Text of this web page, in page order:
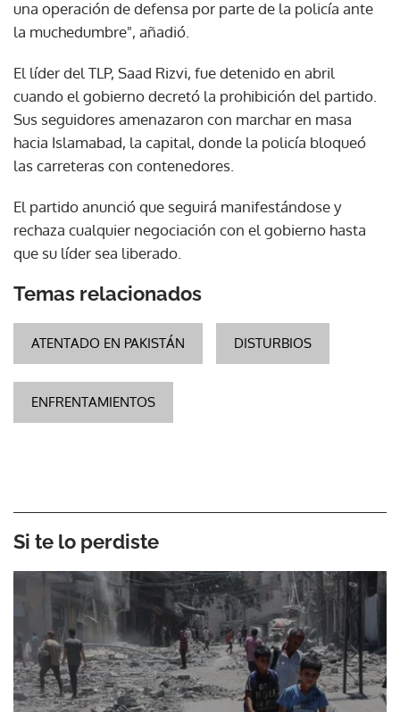
una operación de defensa por parte de la policía ante
la muchedumbre", añadió.
El líder del TLP, Saad Rizvi, fue detenido en abril
cuando el gobierno decretó la prohibición del partido.
Sus seguidores amenazaron con marchar en masa
hacia Islamabad, la capital, donde la policía bloqueó
las carreteras con contenedores.
El partido anunció que seguirá manifestándose y
rechaza cualquier negociación con el gobierno hasta
que su líder sea liberado.
Temas relacionados
ATENTADO EN PAKISTÁN DISTURBIOS
ENFRENTAMIENTOS
Si te lo perdiste